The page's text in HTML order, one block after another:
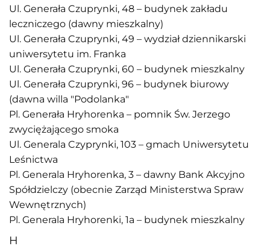
Ul. Generała Czuprynki, 48 – budynek zakładu
leczniczego (dawny mieszkalny)
Ul. Generała Czuprynki, 49 – wydział dziennikarski
uniwersytetu im. Franka
Ul. Generała Czuprynki, 60 – budynek mieszkalny
Ul. Generała Czuprynki, 96 – budynek biurowy
(dawna willa "Podolanka"
Pl. Generała Hryhorenka – pomnik Św. Jerzego
zwyciężającego smoka
Ul. Generala Czyprynki, 103 – gmach Uniwersytetu
Leśnictwa
Pl. Generala Hryhorenka, 3 – dawny Bank Akcyjno
Spółdzielczy (obecnie Zarząd Ministerstwa Spraw
Wewnętrznych)
Pl. Generala Hryhorenki, 1a – budynek mieszkalny
H